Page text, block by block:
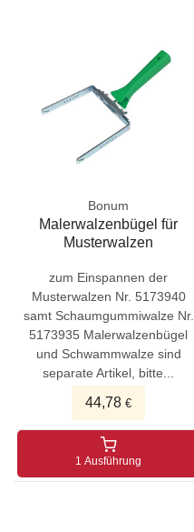
Bonum
Malerwalzenbügel für
Musterwalzen
zum Einspannen der
Musterwalzen Nr. 5173940
samt Schaumgummiwalze Nr.
5173935 Malerwalzenbügel
und Schwammwalze sind
separate Artikel, bitte...
44,78 €
1 Ausführung